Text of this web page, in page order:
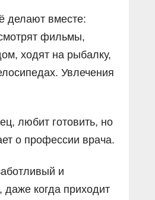
делают вместе:
фильмы,
ходят на рыбалку,
Увлечения
любит готовить, но
о профессии врача.
и
даже когда приходит